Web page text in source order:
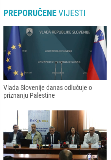
PREPORUČENEVIJESTI
Vlada Slovenije danas odlučuje o
priznanju Palestine